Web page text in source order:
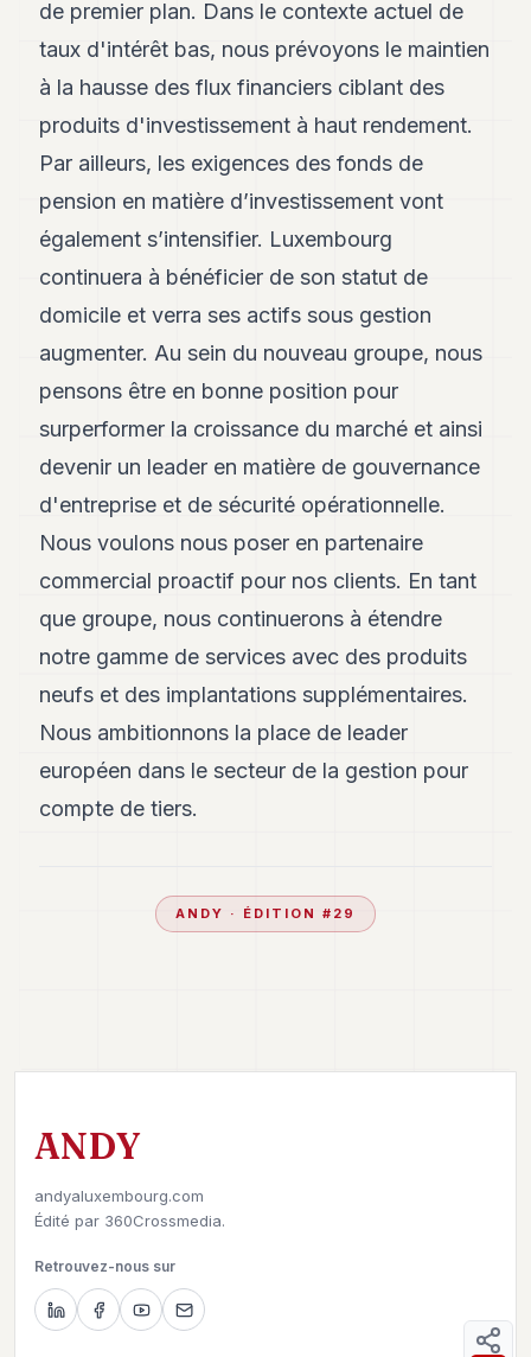
de premier plan. Dans le contexte actuel de
taux d'intérêt bas, nous prévoyons le maintien
à la hausse des flux financiers ciblant des
produits d'investissement à haut rendement.
Par ailleurs, les exigences des fonds de
pension en matière d’investissement vont
également s’intensifier. Luxembourg
continuera à bénéficier de son statut de
domicile et verra ses actifs sous gestion
augmenter. Au sein du nouveau groupe, nous
pensons être en bonne position pour
surperformer la croissance du marché et ainsi
devenir un leader en matière de gouvernance
d'entreprise et de sécurité opérationnelle.
Nous voulons nous poser en partenaire
commercial proactif pour nos clients. En tant
que groupe, nous continuerons à étendre
notre gamme de services avec des produits
neufs et des implantations supplémentaires.
Nous ambitionnons la place de leader
européen dans le secteur de la gestion pour
compte de tiers.
ANDY · ÉDITION # 29
ANDY
andyaluxembourg.com
Édité par 360Crossmedia.
Retrouvez-nous sur